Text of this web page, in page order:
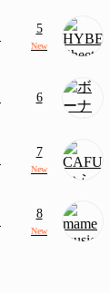
5
New
6
7
New
8
New